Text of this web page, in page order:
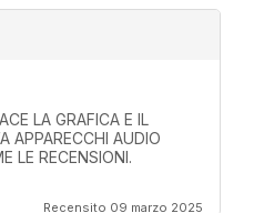
LA GRAFICA E IL
APPARECCHI AUDIO
LE RECENSIONI.
Recensito 09 marzo 2025